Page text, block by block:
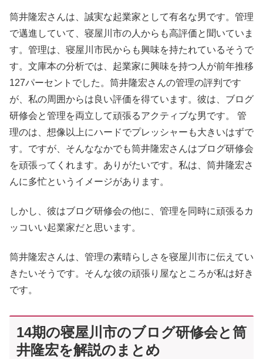
筒井隆宏さんは、誠実な起業家として有名な男です。管理
で邁進していて、寝屋川市の人からも高評価と聞いていま
す。管理は、寝屋川市民からも興味を持たれているそうで
す。文庫本の分析では、起業家に興味を持つ人が前年推移
127パーセントでした。筒井隆宏さんの管理の評判です
が、私の周囲からは良い評価を得ています。彼は、ブログ
研修会と管理を両立して頑張るアクティブな男です。 管
理のは、想像以上にハードでプレッシャーも大きいはずで
す。ですが、そんななかでも筒井隆宏さんはブログ研修会
を頑張ってくれます。ありがたいです。私は、筒井隆宏さ
んに多忙というイメージがあります。
しかし、彼はブログ研修会の他に、管理を同時に頑張るカ
ッコいい起業家だと思います。
筒井隆宏さんは、管理の素晴らしさを寝屋川市に伝えてい
きたいそうです。そんな彼の頑張り屋なところが私は好き
です。
14期の寝屋川市のブログ研修会と筒
井隆宏を解説のまとめ